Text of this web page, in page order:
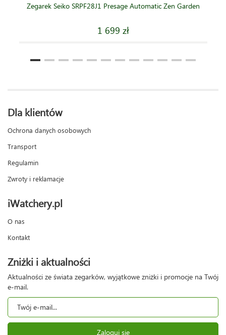
Zegarek Seiko SRPF28J1 Presage Automatic Zen Garden
1 699 zł
Dla klientów
Ochrona danych osobowych
Transport
Regulamin
Zwroty i reklamacje
iWatchery.pl
O nas
Kontakt
Zniżki i aktualności
Aktualności ze świata zegarków, wyjątkowe zniżki i promocje na Twój
e-mail.
Zaloguj się